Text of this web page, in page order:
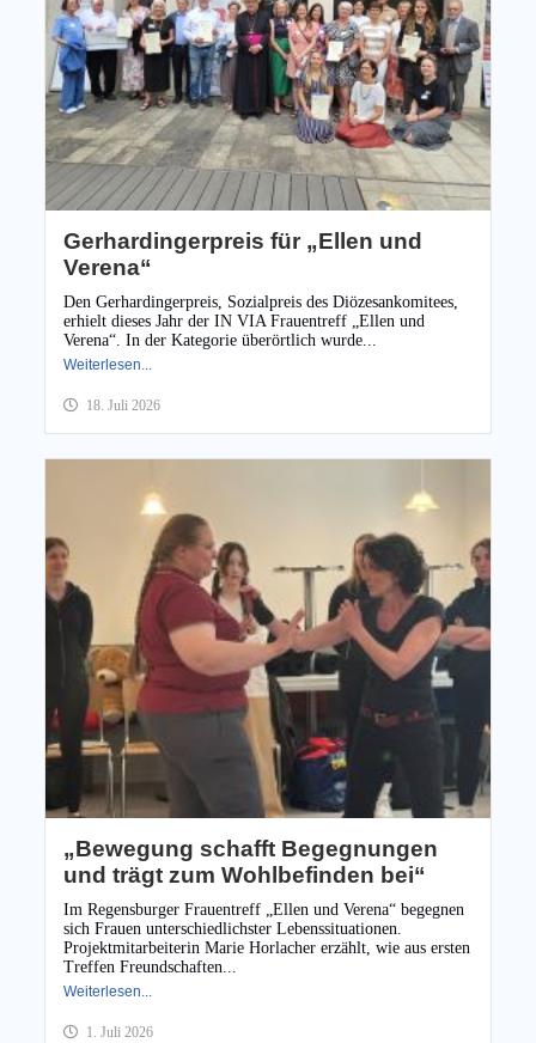
Gerhardingerpreis für „Ellen und
Verena“
Den Gerhardingerpreis, Sozialpreis des Diözesankomitees,
erhielt dieses Jahr der IN VIA Frauentreff „Ellen und
Verena“. In der Kategorie überörtlich wurde...
Weiterlesen...
18. Juli 2026
„Bewegung schafft Begegnungen
und trägt zum Wohlbefinden bei“
Im Regensburger Frauentreff „Ellen und Verena“ begegnen
sich Frauen unterschiedlichster Lebenssituationen.
Projektmitarbeiterin Marie Horlacher erzählt, wie aus ersten
Treffen Freundschaften...
Weiterlesen...
1. Juli 2026